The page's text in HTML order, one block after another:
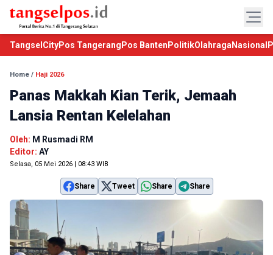
TangselCityPos Tangerang Pos Banten PolitikOlahraga Nasional
Home / Haji 2026
Panas Makkah Kian Terik, Jemaah
Lansia Rentan Kelelahan
Oleh: M Rusmadi RM
Editor: AY
Selasa, 05 Mei 2026 | 08:43 WIB
Share Tweet Share Share